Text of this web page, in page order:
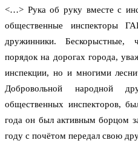
<…> Рука об руку вместе с
общественные инспекторы
дружинники.
порядок на дорогах города,
инспекции, но и многими
Добровольной народной
общественных инспекторов,
года он был активным борцом
году с почётом передал свою